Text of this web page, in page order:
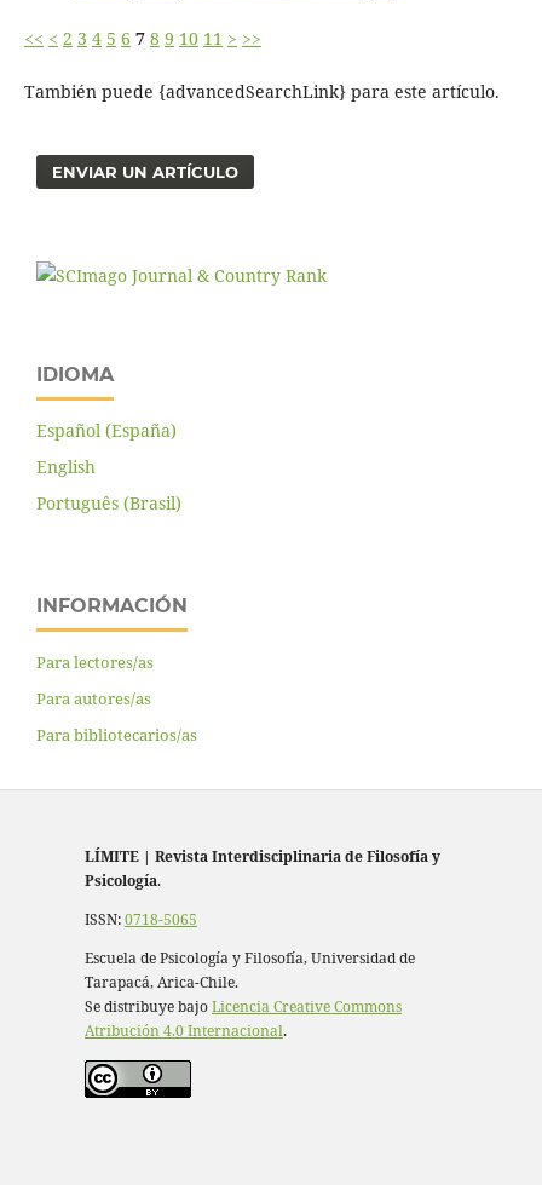
<< < 2 3 4 5 6 7 8 9 10 11 > >>
También puede {advancedSearchLink} para este artículo.
ENVIAR UN ARTÍCULO
IDIOMA
Español (España)
English
Português (Brasil)
INFORMACIÓN
Para lectores/as
Para autores/as
Para bibliotecarios/as
LÍMITE | Revista Interdisciplinaria de Filosofía y
Psicología.
ISSN:0718-5065
Escuela de Psicología y Filosofía, Universidad de
Tarapacá, Arica-Chile.
Se distribuye bajoLicencia Creative Commons
Atribución 4.0 Internacional.